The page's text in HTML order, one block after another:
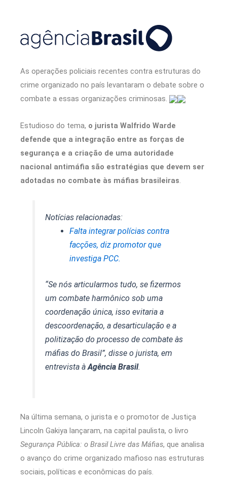
As operações policiais recentes contra estruturas do
crime organizado no país levantaram o debate sobre o
combate a essas organizações criminosas.
Estudioso do tema, o jurista Walfrido Warde
defende que a integração entre as forças de
segurança e a criação de uma autoridade
nacional antimáfia são estratégias que devem ser
adotadas no combate às máfias brasileiras.
Notícias relacionadas:
Falta integrar polícias contra
facções, diz promotor que
investiga PCC.
“Se nós articularmos tudo, se fizermos
um combate harmônico sob uma
coordenação única, isso evitaria a
descoordenação, a desarticulação e a
politização do processo de combate às
máfias do Brasil”, disse o jurista, em
entrevista àAgência Brasil.
Na última semana, o jurista e o promotor de Justiça
Lincoln Gakiya lançaram, na capital paulista, o livro
Segurança Pública: o Brasil Livre das Máfias, que analisa
o avanço do crime organizado mafioso nas estruturas
sociais, políticas e econômicas do país.